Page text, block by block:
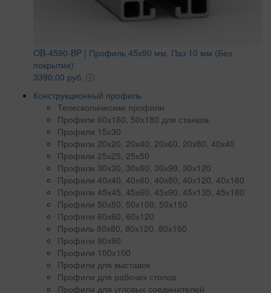
OB-4590-BP | Профиль 45х90 мм. Паз 10 мм (Без
покрытия)
3390.00 руб. ⓘ
Конструкционный профиль
Телескопические профили
Профили 60х160, 50х180 для станков
Профили 15х30
Профили 20х20, 20х40, 20х60, 20x80, 40х40
Профили 25х25, 25х50
Профили 30х30, 30х60, 30х90, 30х120
Профили 40х40, 40х60, 40х80, 40х120, 40х160
Профили 45х45, 45х60, 45х90, 45х135, 45х180
Профили 50х50, 50х100, 50х150
Профили 60х60, 60х120
Профиль 80х80, 80х120, 80х160
Профили 90х90
Профили 100х100
Профили для выставок
Профили для рабочих столов
Профили для угловых соединителей